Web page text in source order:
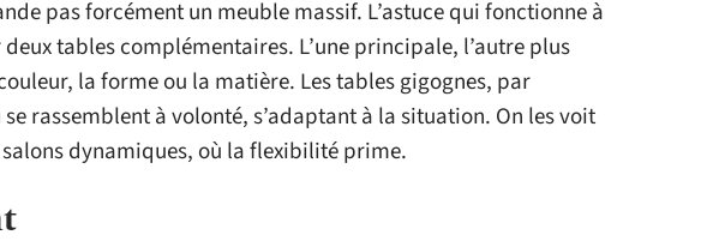
pas forcément un meuble massif. L’astuce qui fonctionne à
tables complémentaires. L’une principale, l’autre plus
la forme ou la matière. Les tables gigognes, par
rassemblent à volonté, s’adaptant à la situation. On les voit
dynamiques, où la flexibilité prime.